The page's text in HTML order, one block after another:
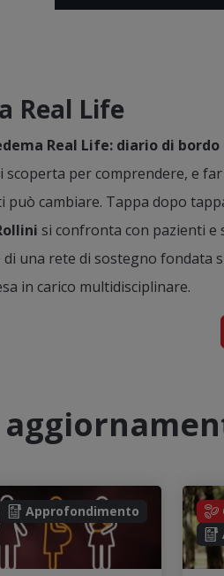
Real Life
Real Life: diario di
scoperta per comprendere, e
può cambiare. Tappa dopo
si confronta con pazienti e
di una rete di sostegno fondata
in carico multidisciplinare.
Approfondimento